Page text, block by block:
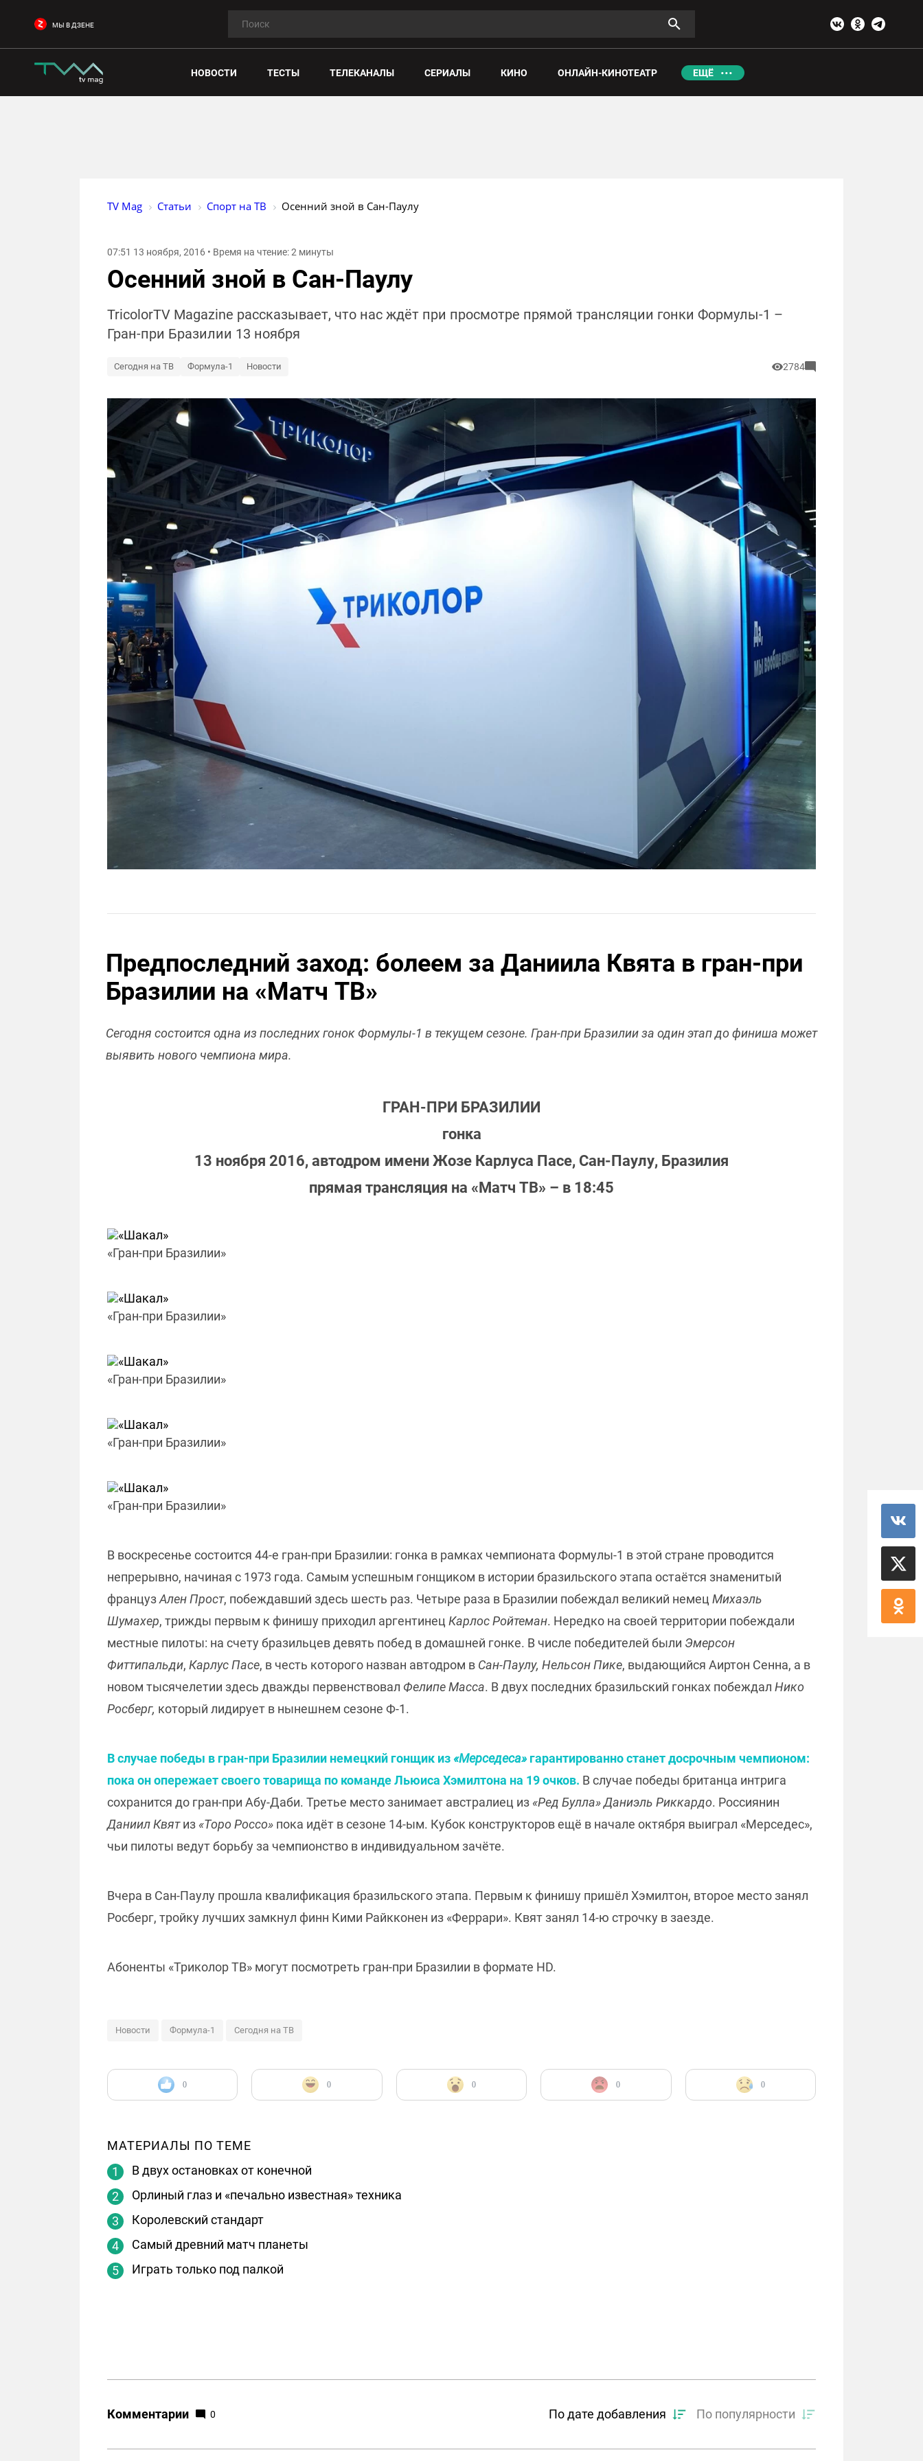
МЫ В ДЗЕНЕ
НОВОСТИ ТЕСТЫ ТЕЛЕКАНАЛЫ СЕРИАЛЫ КИНО ОНЛАЙН-КИНОТЕАТР ЕЩЁ
TV Mag Статьи Спорт на ТВ Осенний зной в Сан-Паулу
07:51 13 ноября, 2016 • Время на чтение: 2 минуты
Осенний зной в Сан-Паулу
TricolorTV Magazine рассказывает, что нас ждёт при просмотре прямой трансляции гонки Формулы-1 –
Гран-при Бразилии 13 ноября
Сегодня на ТВ Формула-1 Новости 2784
Предпоследний заход: болеем за Даниила Квята в гран-при
Бразилии на «Матч ТВ»
Сегодня состоится одна из последних гонок Формулы-1 в текущем сезоне. Гран-при Бразилии за один этап до финиша может
выявить нового чемпиона мира.
ГРАН-ПРИ БРАЗИЛИИ
гонка
13 ноября 2016, автодром имени Жозе Карлуса Пасе, Сан-Паулу, Бразилия
прямая трансляция на «Матч ТВ» – в 18:45
«Гран-при Бразилии»
«Гран-при Бразилии»
«Гран-при Бразилии»
«Гран-при Бразилии»
«Гран-при Бразилии»
В воскресенье состоится 44-е гран-при Бразилии: гонка в рамках чемпионата Формулы-1 в этой стране проводится
непрерывно, начиная с 1973 года. Самым успешным гонщиком в истории бразильского этапа остаётся знаменитый
французАлен Прост, побеждавший здесь шесть раз. Четыре раза в Бразилии побеждал великий немец Михаэль
Шумахер, трижды первым к финишу приходил аргентинец Карлос Ройтеман. Нередко на своей территории побеждали
местные пилоты: на счету бразильцев девять побед в домашней гонке. В числе победителей были Эмерсон
Фиттипальди, Карлус Пасе, в честь которого назван автодром в Сан-Паулу, Нельсон Пике, выдающийся Аиртон Сенна, а в
новом тысячелетии здесь дважды первенствовал Фелипе Масса. В двух последних бразильский гонках побеждал Нико
Росберг, который лидирует в нынешнем сезоне Ф-1.
В случае победы в гран-при Бразилии немецкий гонщик из«Мерседеса»гарантированно станет досрочным чемпионом:
пока он опережает своего товарища по команде Льюиса Хэмилтона на 19 очков. В случае победы британца интрига
сохранится до гран-при Абу-Даби. Третье место занимает австралиец из «Ред Булла» Даниэль Риккардо. Россиянин
Даниил Квятиз «Торо Россо» пока идёт в сезоне 14-ым. Кубок конструкторов ещё в начале октября выиграл «Мерседес»,
чьи пилоты ведут борьбу за чемпионство в индивидуальном зачёте.
Вчера в Сан-Паулу прошла квалификация бразильского этапа. Первым к финишу пришёл Хэмилтон, второе место занял
Росберг, тройку лучших замкнул финн Кими Райкконен из «Феррари». Квят занял 14-ю строчку в заезде.
Абоненты «Триколор ТВ» могут посмотреть гран-при Бразилии в формате HD.
Новости Формула-1 Сегодня на ТВ
0 0 0 0 0
МАТЕРИАЛЫ ПО ТЕМЕ
В двух остановках от конечной
Орлиный глаз и «печально известная» техника
Королевский стандарт
Самый древний матч планеты
Играть только под палкой
Комментарии 0 По дате добавления По популярности